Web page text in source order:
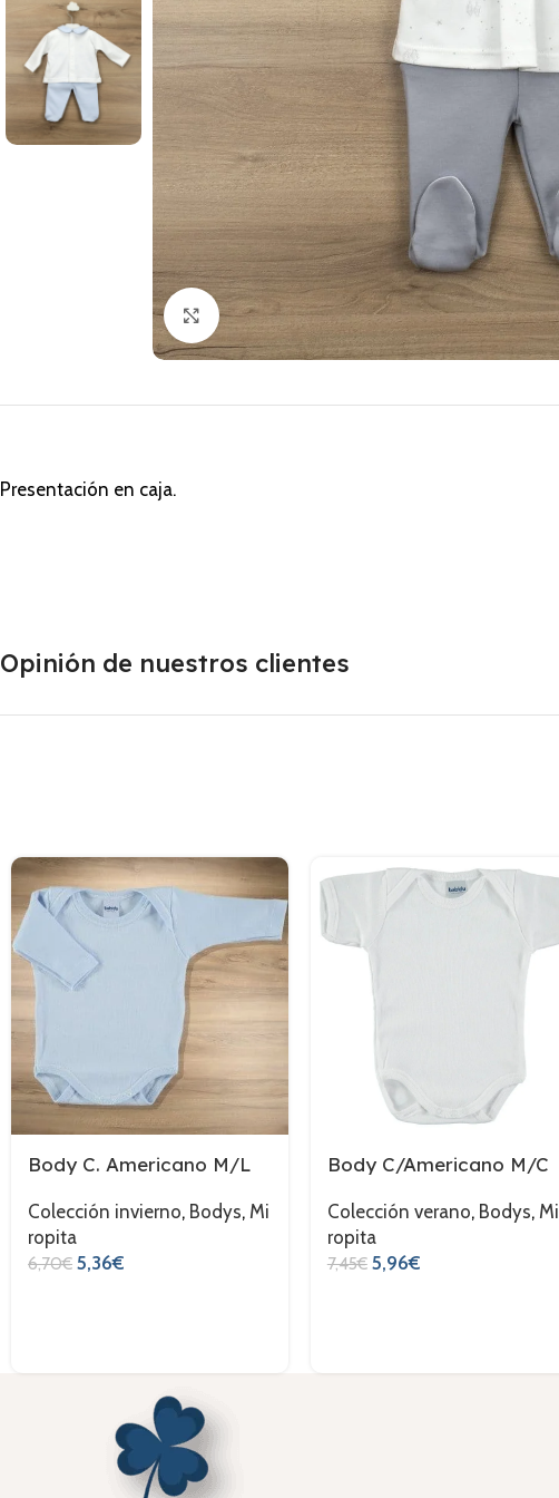
Clic para ampliar
Presentación en caja.
Opinión de nuestros clientes
Body C. Americano M/L
Colección invierno, Bodys, Mi
ropita
6,70€ 5,36€
Body C/Americano M/C
Colección verano, Bodys, Mi
ropita
7,45€ 5,96€